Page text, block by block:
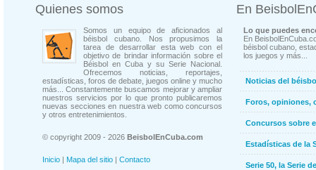
Quienes somos
Somos un equipo de aficionados al
béisbol cubano. Nos propusimos la
tarea de desarrollar esta web con el
objetivo de brindar información sobre el
Béisbol en Cuba y su Serie Nacional.
Ofrecemos noticias, reportajes,
estadísticas, foros de debate, juegos online y mucho
más... Constantemente buscamos mejorar y ampliar
nuestros servicios por lo que pronto publicaremos
nuevas secciones en nuestra web como concursos
y otros entretenimientos.
© copyright 2009 - 2026 BeisbolEnCuba.com
Inicio | Mapa del sitio | Contacto
En
Lo que puedes
En
béisbol cubano,
los juegos y más...
Noticias del
Foros, opiniones,
Concursos sobre
Estadísticas de la
Serie 50, la Serie